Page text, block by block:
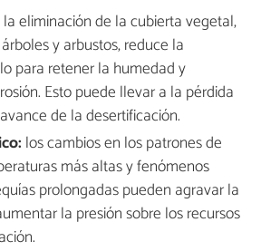
la eliminación de la cubierta vegetal,
y arbustos, reduce la
para retener la humedad y
Esto puede llevar a la pérdida
de la desertificación.
los cambios en los patrones de
más altas y fenómenos
prolongadas pueden agravar la
la presión sobre los recursos